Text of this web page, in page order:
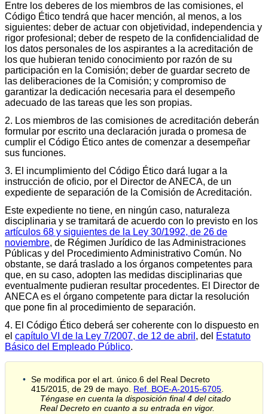
Entre los deberes de los miembros de las comisiones, el
Código Ético tendrá que hacer mención, al menos, a los
siguientes: deber de actuar con objetividad, independencia y
rigor profesional; deber de respeto de la confidencialidad de
los datos personales de los aspirantes a la acreditación de
los que hubieran tenido conocimiento por razón de su
participación en la Comisión; deber de guardar secreto de
las deliberaciones de la Comisión; y compromiso de
garantizar la dedicación necesaria para el desempeño
adecuado de las tareas que les son propias.
2. Los miembros de las comisiones de acreditación deberán
formular por escrito una declaración jurada o promesa de
cumplir el Código Ético antes de comenzar a desempeñar
sus funciones.
3. El incumplimiento del Código Ético dará lugar a la
instrucción de oficio, por el Director de ANECA, de un
expediente de separación de la Comisión de Acreditación.
Este expediente no tiene, en ningún caso, naturaleza
disciplinaria y se tramitará de acuerdo con lo previsto en los
artículos 68 y siguientes de la Ley 30/1992, de 26 de
noviembre, de Régimen Jurídico de las Administraciones
Públicas y del Procedimiento Administrativo Común. No
obstante, se dará traslado a los órganos competentes para
que, en su caso, adopten las medidas disciplinarias que
eventualmente pudieran resultar procedentes. El Director de
ANECA es el órgano competente para dictar la resolución
que pone fin al procedimiento de separación.
4. El Código Ético deberá ser coherente con lo dispuesto en
el capítulo VI de la Ley 7/2007, de 12 de abril , del Estatuto
Básico del Empleado Público.
Se modifica por el art. único.6 del Real Decreto
415/2015, de 29 de mayo. Ref. BOE-A-2015-6705
Téngase en cuenta la disposición final 4 del citado
Real Decreto en cuanto a su entrada en vigor.